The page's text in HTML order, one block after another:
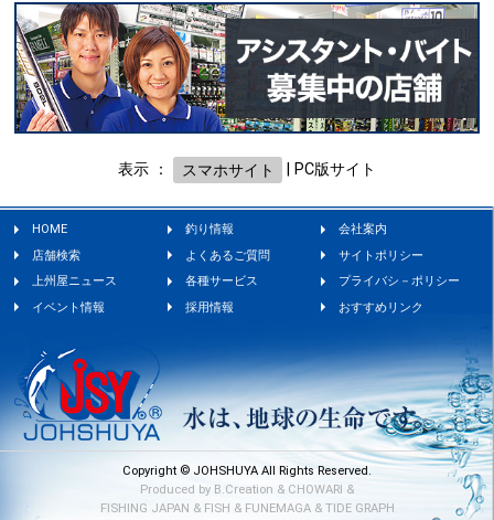
表示 ： スマホサイト PC版サイト
HOME 釣り情報
会社案内
店舗検索
よくあるご質問
サイトポリシー
上州屋ニュース
各種サービス
プライバシ－ポリシー
イベント情報
採用情報 おすすめリンク
Copyright © JOHSHUYA All Rights Reserved.
Produced by B.Creation & CHOWARI &
FISHING JAPAN & FISH & FUNEMAGA& TIDE GRAPH